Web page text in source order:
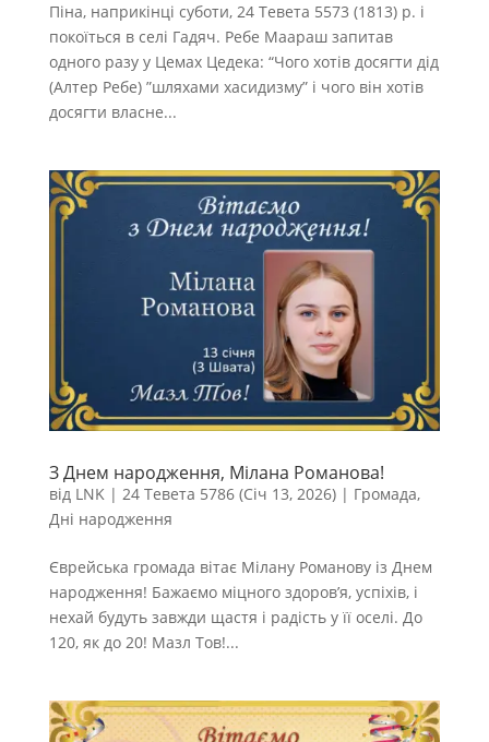
Піна, наприкінці суботи, 24 Тевета 5573 (1813) р. і
покоїться в селі Гадяч. Ребе Маараш запитав
одного разу у Цемах Цедека: “Чого хотів досягти дід
(Алтер Ребе) ​​”шляхами хасидизму” і чого він хотів
досягти власне...
З Днем народження, Мілана Романова!
від LNK| 24 Тевета 5786 (Січ 13, 2026)| Громада,
Дні народження
Єврейська громада вітає Мілану Романову із Днем
народження! Бажаємо міцного здоров’я, успіхів, і
нехай будуть завжди щастя і радість у її оселі. До
120, як до 20! Мазл Тов!...